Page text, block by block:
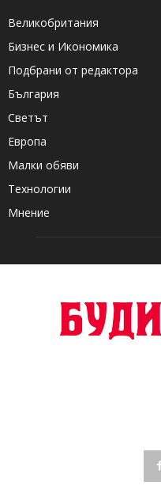
Великобритания
Бизнес и Икономика
Подбрани от редактора
България
Светът
Европа
Малки обяви
Технологии
Мнение